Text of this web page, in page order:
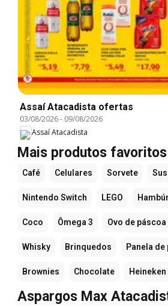
Assaí Atacadista ofertas
03/08/2026- 09/08/2026
Assaí Atacadista
Mais produtos favoritos
Café Celulares Sorvete
Nintendo Switch LEGO
Coco Ômega 3 Ovo de páscoa
Whisky Brinquedos Panela
Brownies Chocolate Heineken
Aspargos Max